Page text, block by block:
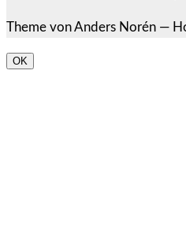
Theme vonAnders Norén —
OK